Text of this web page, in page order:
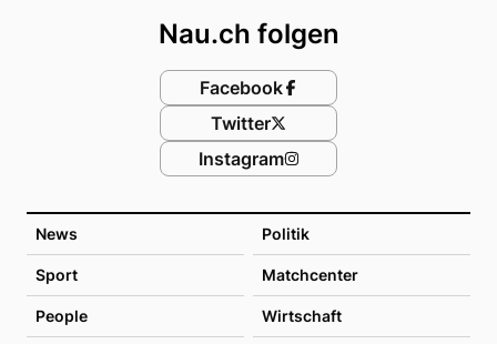
News Politik
Sport Matchcenter
People Wirtschaft
Nau.ch folgen
Facebook
Twitter
Instagram